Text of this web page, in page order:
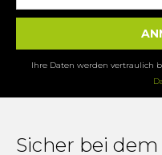
Ihre Daten werden vertraulich
Sicher bei